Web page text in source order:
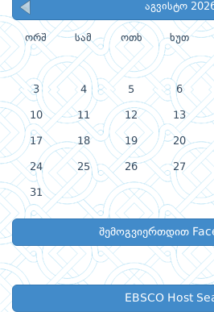
აგვისტო
ორშ სამ ოთხ ხუთ
3 4 5 6
10 11 12 13
17 18 19 20
24 25 26 27
31
შემოგვიერთდით
EBSCO Host